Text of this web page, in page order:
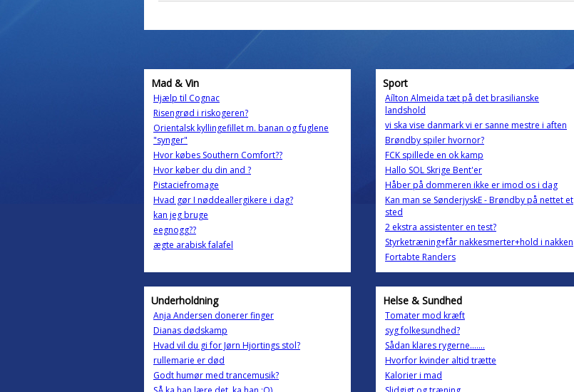
Mad & Vin
Hjælp til Cognac
Risengrød i riskogeren?
Orientalsk kyllingefillet m. banan og fuglene
"synger"
Hvor købes Southern Comfort??
Hvor køber du din and ?
Pistaciefromage
Hvad gør I nøddeallergikere i dag?
kan jeg bruge
eegnogg??
ægte arabisk falafel
Sport
Aílton Almeida tæt på det brasilianske
landshold
vi ska vise danmark vi er sanne mestre i aften
Brøndby spiler hvornor?
FCK spillede en ok kamp
Hallo SOL Skrige Bent'er
Håber på dommeren ikke er imod os i dag
Kan man se SønderjyskE - Brøndby på nettet et
sted
2 ekstra assistenter en test?
Styrketræning+får nakkesmerter+hold i nakken
Fortabte Randers
Underholdning
Anja Andersen donerer finger
Dianas dødskamp
Hvad vil du gi for Jørn Hjortings stol?
rullemarie er død
Godt humør med trancemusik?
Helse & Sundhed
Tomater mod kræft
syg folkesundhed?
Sådan klares rygerne.......
Hvorfor kvinder altid trætte
Kalorier i mad